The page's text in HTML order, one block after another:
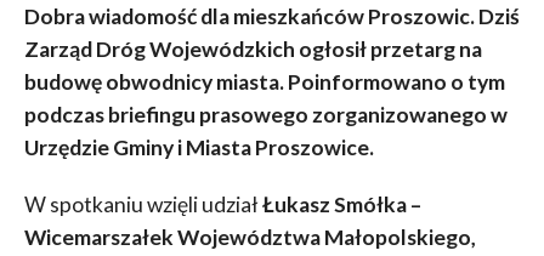
Dobra wiadomość dla mieszkańców Proszowic. Dziś
Zarząd Dróg Wojewódzkich ogłosił przetarg na
budowę obwodnicy miasta. Poinformowano o tym
podczas briefingu prasowego zorganizowanego w
Urzędzie Gminy i Miasta Proszowice.
W spotkaniu wzięli udziałŁukasz Smółka –
Wicemarszałek Województwa Małopolskiego,